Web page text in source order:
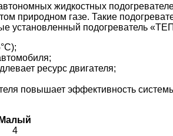
жидкостных
природном газе. Такие
установленный подогреватель
ресурс двигателя;
повышает эффективность
Малый
4